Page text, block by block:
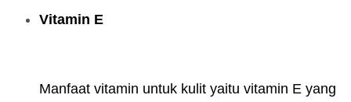
Vitamin E
Manfaat vitamin untuk kulit yaitu vitamin E yang